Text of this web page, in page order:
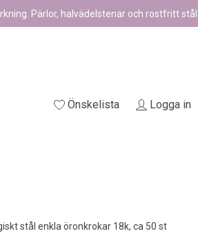
Pärlor, halvädelstenar och rostfritt stål
Önskelista Logga in
stål enkla öronkrokar 18k, ca 50 st